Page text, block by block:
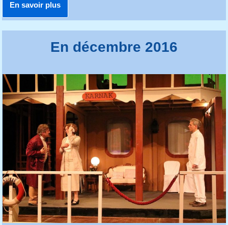
En savoir plus
En décembre 2016